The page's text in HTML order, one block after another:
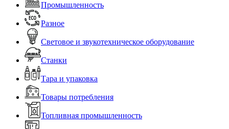
Промышленность
Разное
Световое и звукотехническое оборудование
Станки
Тара и упаковка
Товары потребления
Топливная промышленность